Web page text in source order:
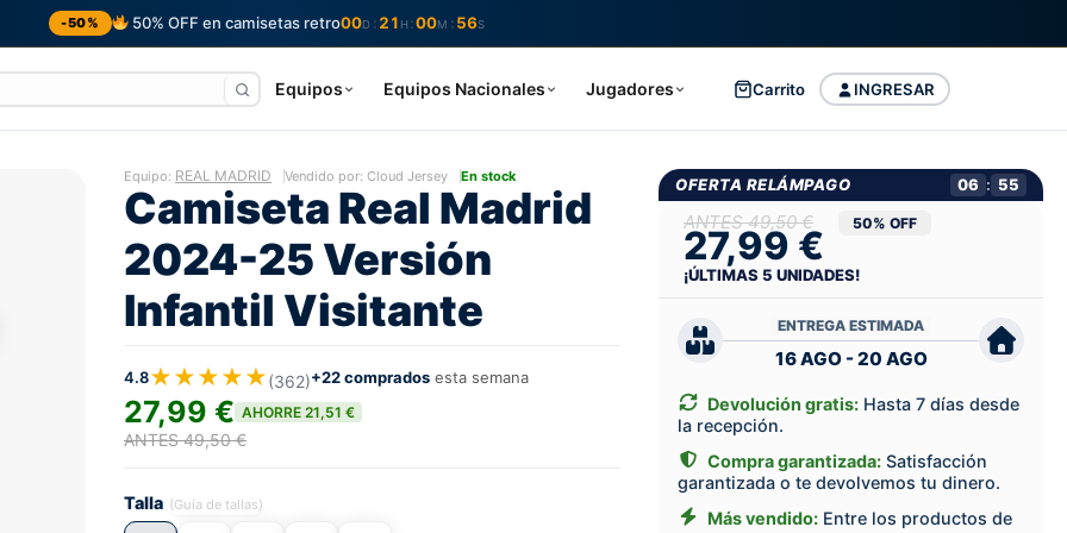
-50% 50% OFF en camisetas retro00D : 21 H :00M : 55S
Equipos Equipos Nacionales Jugadores INGRESAR
Carrito
Equipo: REAL MADRID Vendido por: Cloud Jersey En stock
Camiseta Real Madrid
2024-25 Versión
Infantil Visitante
4.8★★★★★(362)+22 comprados esta semana
27,99 € AHORRE 21,51 €
ANTES 49,50 €
Talla (Guía de tallas)
OFERTA RELÁMPAGO 06 : 54
49,50 €
27,99 € 50% OFF
¡ÚLTIMAS5 UNIDADES!
ENTREGA ESTIMADA
16 AGO - 20 AGO
Devolución gratis: Hasta 7 días desde
la recepción.
Compra garantizada: Satisfacción
garantizada o te devolvemos tu dinero.
Más vendido: Entre los productos de